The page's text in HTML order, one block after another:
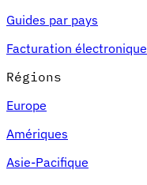
Guides par pays
Facturation électronique
Régions
Europe
Amériques
Asie-Pacifique